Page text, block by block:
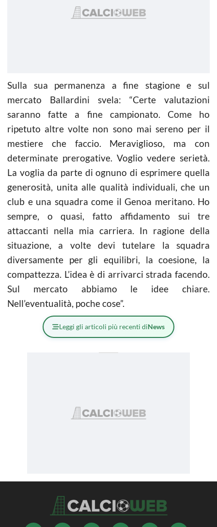
Sulla sua permanenza a fine stagione e sul
mercato Ballardini svela: “Certe valutazioni
saranno fatte a fine campionato. Come ho
ripetuto altre volte non sono mai sereno per il
mestiere che faccio. Meraviglioso, ma con
determinate prerogative. Voglio vedere serietà.
La voglia da parte di ognuno di esprimere quella
generosità, unita alle qualità individuali, che un
club e una squadra come il Genoa meritano. Ho
sempre, o quasi, fatto affidamento sui tre
attaccanti nella mia carriera. In ragione della
situazione, a volte devi tutelare la squadra
diversamente per gli equilibri, la coesione, la
compattezza. L’idea è di arrivarci strada facendo.
Sul mercato abbiamo le idee chiare.
Nell’eventualità, poche cose”.
Leggi gli articoli più recenti diNews